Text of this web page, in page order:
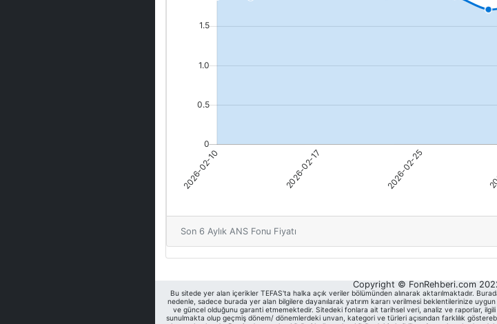
Son 6 Aylık ANS Fonu Fiyatı
Copyright © FonRehberi.com
Bu sitede yer alan içerikler TEFAS'ta halka açık veriler bölümünden alınarak aktarılmaktadır.
nedenle, sadece burada yer alan bilgilere dayanılarak yatırım kararı verilmesi beklentilerinize
ve güncel olduğunu garanti etmemektedir. Sitedeki fonlara ait tarihsel veri, analiz ve raporlar,
sunulmakta olup geçmiş dönem/ dönemlerdeki unvan, kategori ve türleri açısından farklılık